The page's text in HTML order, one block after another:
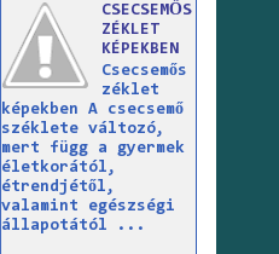
CSECSEMŐS
ZÉKLET
KÉPEKBEN
Csecsemős
zéklet
képekben A csecsemő
széklete változó,
mert függ a gyermek
életkorától,
étrendjétől,
valamint egészségi
állapotától ...